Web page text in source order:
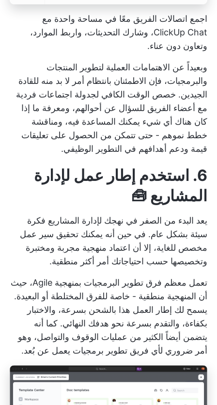
اجمع اتصالات الفريق معًا في مساحة واحدة مع
ClickUp Chat، وشارك التحديثات، واربط الموارد،
وتعاون دون عناء.
وبعيداً عن الاهتمامات العملية لتطوير المنتجات
والبرمجيات، فإن الاطمئنان بانتظام أمر لا بد منه للقادة
الجيدين. خصص الوقت الكافي لجدولة اجتماعات فردية
مع أعضاء الفريق للسؤال عن أحوالهم، ومعرفة ما إذا
كان هناك أي شيء يمكنك المساعدة فيه، ومناقشة
خطط نموهم - حتى تتمكن من الحصول على تعليقات
قيمة ودعم أهدافهم في التطوير الوظيفي.
6. استخدم إطار عمل لإدارة
المشاريع 🧰
يعد البدء من الصفر في نهجك لإدارة المشاريع فكرة
سيئة بشكل عام. في حين أنه يمكنك تحقيق سير عمل
مخصص للغاية، إلا أن اعتماد منهجية مجربة ومختبرة
وتخصيصها حسب احتياجاتك أمر أكثر منطقية.
تعمل معظم فرق تطوير البرمجيات بمنهجية Agile، حيث
أن المنهجية منطقية - خاصة للفرق المختلطة أو البعيدة.
يسمح لك إطار العمل هذا بالشحن بسرعة، والاختبار
بكفاءة، والتقدم بسرعة نحو هدفك النهائي. كما أنه
يتضمن أيضاً الكثير من عمليات الوقوف والتواصل، وهو
أمر ضروري لأي فريق تطوير برمجيات يعمل عن بُعد.